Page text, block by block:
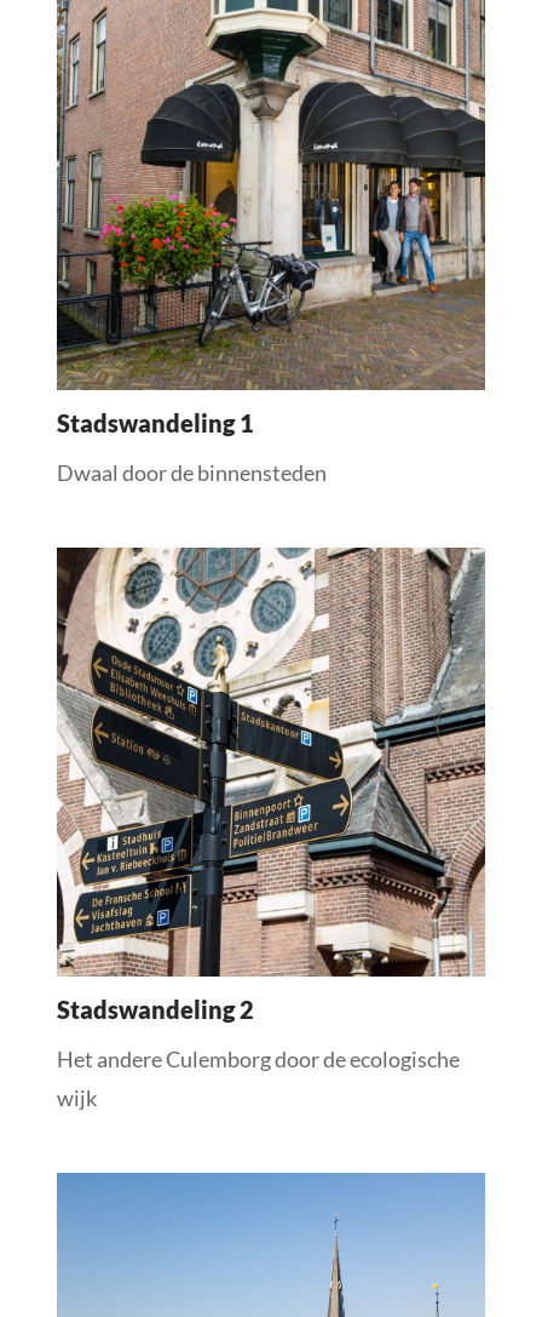
Stadswandeling 1
Dwaal door de binnensteden
about
Stadswandeling 2
Het andere Culemborg door de ecologische
wijk
Read
more
about